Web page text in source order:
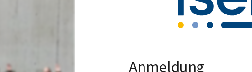
Anmeldung